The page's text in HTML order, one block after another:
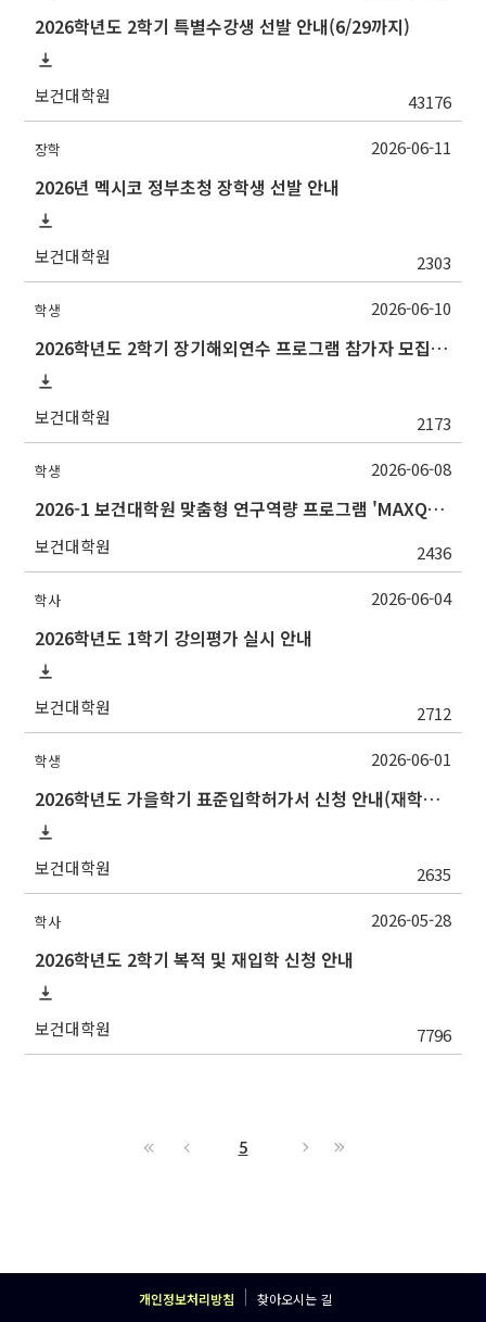
2026학년도 2학기 특별수강생 선발 안내(6/29까지)
보건대학원 43176
장학
2026년 멕시코 정부초청 장학생 선발 안내
보건대학원 2303
2026-06-11
학생
2026학년도 2학기 장기해외연수 프로그램 참가자 모집 안내
보건대학원 2173
2026-06-10
학생
2026-1 보건대학원 맞춤형 연구역량 프로그램 'MAXQDA 활용방법' 강의 안내(선착순 마감)
보건대학원 2436
2026-06-08
학사
2026학년도 1학기 강의평가 실시 안내
보건대학원 2712
2026-06-04
학생
2026학년도 가을학기 표준입학허가서 신청 안내(재학생/복학생/연구생)
보건대학원 2635
2026-06-01
학사
2026학년도 2학기 복적 및 재입학 신청 안내
보건대학원 7796
2026-05-28
5
개인정보처리방침 찾아오시는 길